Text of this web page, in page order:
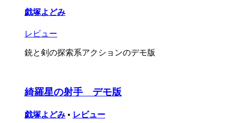
戯塚よどみ
レビュー
銃と剣の探索系アクションのデモ版
綺羅星の射手 デモ版
戯塚よどみ • レビュー